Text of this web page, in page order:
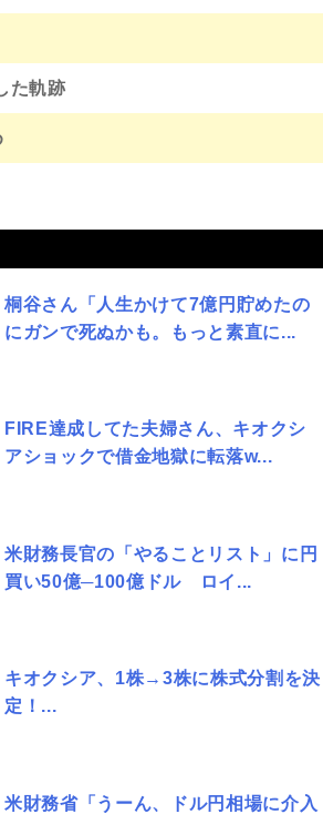
た軌跡
桐谷さん「人生かけて7億円貯めたの
にガンで死ぬかも。もっと素直に...
FIRE達成してた夫婦さん、キオクシ
アショックで借金地獄に転落w...
米財務長官の「やることリスト」に円
買い50億─100億ドル ロイ...
キオクシア、1株→3株に株式分割を決
定！...
米財務省「うーん、ドル円相場に介入